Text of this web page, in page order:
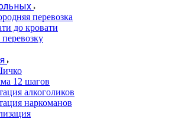
перевозка
до кровати
12 шагов
алкоголиков
наркоманов